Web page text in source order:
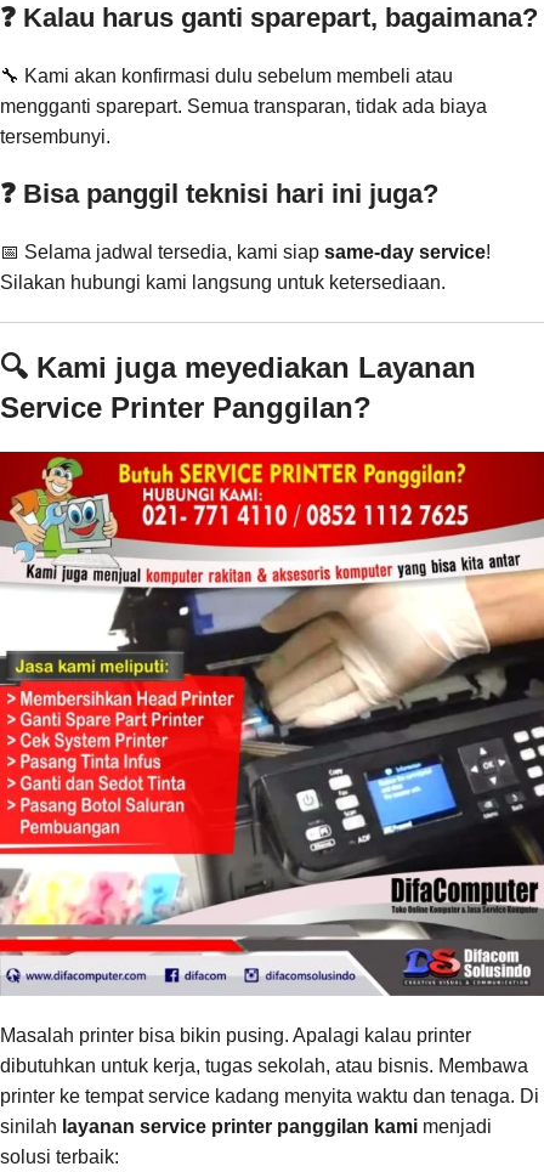
❓ Kalau harus ganti sparepart, bagaimana?
🔧 Kami akan konfirmasi dulu sebelum membeli atau
mengganti sparepart. Semua transparan, tidak ada biaya
tersembunyi.
❓ Bisa panggil teknisi hari ini juga?
📅 Selama jadwal tersedia, kami siap same-day service!
Silakan hubungi kami langsung untuk ketersediaan.
🔍 Kami juga meyediakan Layanan
Service Printer Panggilan?
Masalah printer bisa bikin pusing. Apalagi kalau printer
dibutuhkan untuk kerja, tugas sekolah, atau bisnis. Membawa
printer ke tempat service kadang menyita waktu dan tenaga. Di
sinilah layanan service printer panggilan kami menjadi
solusi terbaik: